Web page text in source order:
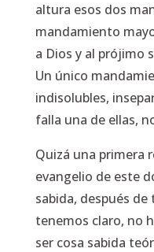
altura esos dos
mandamiento
a Dios y al prójimo
Un único
indisolubles,
falla una de ellas,
Quizá una primera
evangelio de este
sabida, después
tenemos claro, no
ser cosa sabida